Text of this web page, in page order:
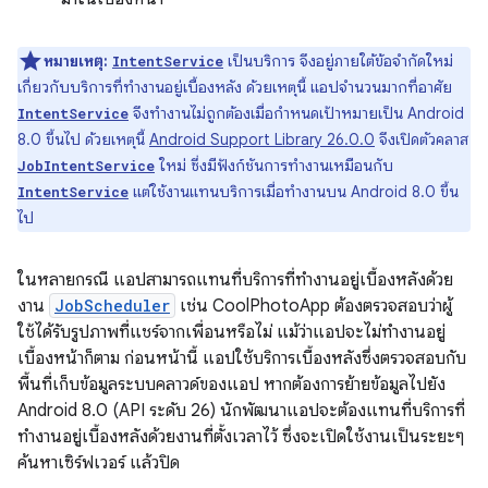
หมายเหตุ: IntentService เป็นบริการ จึงอยู่ภายใต้ข้อจำกัดใหม่
เกี่ยวกับบริการที่ทำงานอยู่เบื้องหลัง ด้วยเหตุนี้ แอปจำนวนมากที่อาศัย
IntentService จึงทํางานไม่ถูกต้องเมื่อกําหนดเป้าหมายเป็น Android
8.0 ขึ้นไป ด้วยเหตุนี้ Android Support Library 26.0.0 จึงเปิดตัวคลาส
JobIntentService ใหม่ ซึ่งมีฟังก์ชันการทำงานเหมือนกับ
IntentService แต่ใช้งานแทนบริการเมื่อทำงานบน Android 8.0 ขึ้น
ไป
ในหลายกรณี แอปสามารถแทนที่บริการที่ทำงานอยู่เบื้องหลังด้วย
งาน JobScheduler เช่น CoolPhotoApp ต้องตรวจสอบว่าผู้
ใช้ได้รับรูปภาพที่แชร์จากเพื่อนหรือไม่ แม้ว่าแอปจะไม่ทำงานอยู่
เบื้องหน้าก็ตาม ก่อนหน้านี้ แอปใช้บริการเบื้องหลังซึ่งตรวจสอบกับ
พื้นที่เก็บข้อมูลระบบคลาวด์ของแอป หากต้องการย้ายข้อมูลไปยัง
Android 8.0 (API ระดับ 26) นักพัฒนาแอปจะต้องแทนที่บริการที่
ทำงานอยู่เบื้องหลังด้วยงานที่ตั้งเวลาไว้ ซึ่งจะเปิดใช้งานเป็นระยะๆ
ค้นหาเซิร์ฟเวอร์ แล้วปิด